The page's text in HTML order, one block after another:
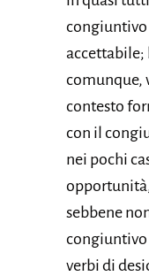
congiuntivo
accettabile;
comunque,
contesto
con il
nei pochi
sebbene
congiuntivo
verbi di